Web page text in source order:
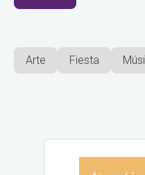
Arte Fiesta